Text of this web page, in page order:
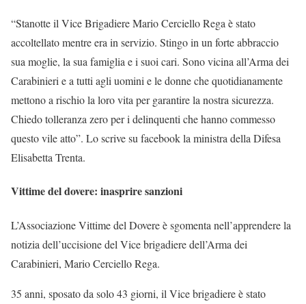
“Stanotte il Vice Brigadiere Mario Cerciello Rega è stato
accoltellato mentre era in servizio. Stingo in un forte abbraccio
sua moglie, la sua famiglia e i suoi cari. Sono vicina all’Arma dei
Carabinieri e a tutti agli uomini e le donne che quotidianamente
mettono a rischio la loro vita per garantire la nostra sicurezza.
Chiedo tolleranza zero per i delinquenti che hanno commesso
questo vile atto”. Lo scrive su facebook la ministra della Difesa
Elisabetta Trenta.
Vittime del dovere: inasprire sanzioni
L’Associazione Vittime del Dovere è sgomenta nell’apprendere la
notizia dell’uccisione del Vice brigadiere dell’Arma dei
Carabinieri, Mario Cerciello Rega.
35 anni, sposato da solo 43 giorni, il Vice brigadiere è stato